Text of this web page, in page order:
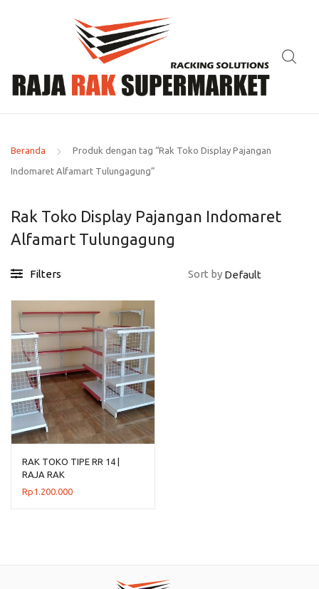
Beranda Produk dengan tag “Rak Toko Display Pajangan
Indomaret Alfamart Tulungagung”
Rak Toko Display Pajangan Indomaret
Alfamart Tulungagung
Filters Sort by
RAK TOKO TIPE RR 14 |
RAJA RAK
Rp1.200.000